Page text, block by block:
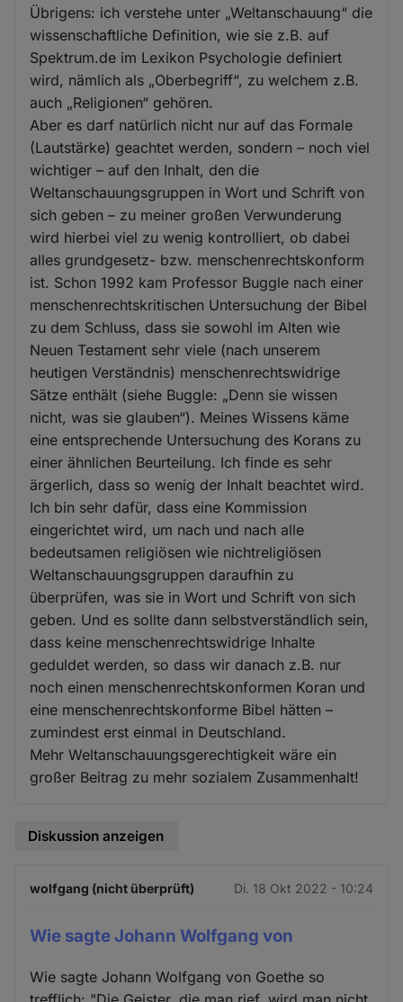
Übrigens: ich verstehe unter „Weltanschauung“ die
wissenschaftliche Definition, wie sie z.B. auf
Spektrum.de im Lexikon Psychologie definiert
wird, nämlich als „Oberbegriff“, zu welchem z.B.
auch „Religionen“ gehören.
Aber es darf natürlich nicht nur auf das Formale
(Lautstärke) geachtet werden, sondern – noch viel
wichtiger – auf den Inhalt, den die
Weltanschauungsgruppen in Wort und Schrift von
sich geben – zu meiner großen Verwunderung
wird hierbei viel zu wenig kontrolliert, ob dabei
alles grundgesetz- bzw. menschenrechtskonform
ist. Schon 1992 kam Professor Buggle nach einer
menschenrechtskritischen Untersuchung der Bibel
zu dem Schluss, dass sie sowohl im Alten wie
Neuen Testament sehr viele (nach unserem
heutigen Verständnis) menschenrechtswidrige
Sätze enthält (siehe Buggle: „Denn sie wissen
nicht, was sie glauben“). Meines Wissens käme
eine entsprechende Untersuchung des Korans zu
einer ähnlichen Beurteilung. Ich finde es sehr
ärgerlich, dass so wenig der Inhalt beachtet wird.
Ich bin sehr dafür, dass eine Kommission
eingerichtet wird, um nach und nach alle
bedeutsamen religiösen wie nichtreligiösen
Weltanschauungsgruppen daraufhin zu
überprüfen, was sie in Wort und Schrift von sich
geben. Und es sollte dann selbstverständlich sein,
dass keine menschenrechtswidrige Inhalte
geduldet werden, so dass wir danach z.B. nur
noch einen menschenrechtskonformen Koran und
eine menschenrechtskonforme Bibel hätten –
zumindest erst einmal in Deutschland.
Mehr Weltanschauungsgerechtigkeit wäre ein
großer Beitrag zu mehr sozialem Zusammenhalt!
Diskussion anzeigen
wolfgang (nicht überprüft) Di. 18 Okt 2022 - 10:24
Wie sagte Johann Wolfgang von
Wie sagte Johann Wolfgang von Goethe so